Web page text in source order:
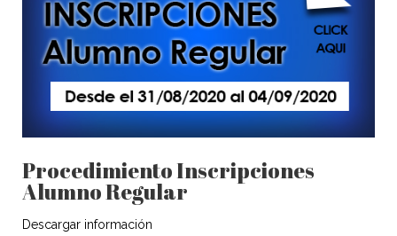
Procedimiento Inscripciones
Alumno Regular
Descargar información